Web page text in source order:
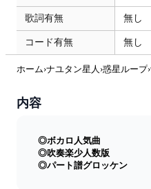
歌詞有無 無し
コード有無 無し
ホーム›ナユタン星人 ›惑星ループ›
内容
◎ボカロ人気曲
◎吹奏楽少人数版
◎パート譜グロッケン